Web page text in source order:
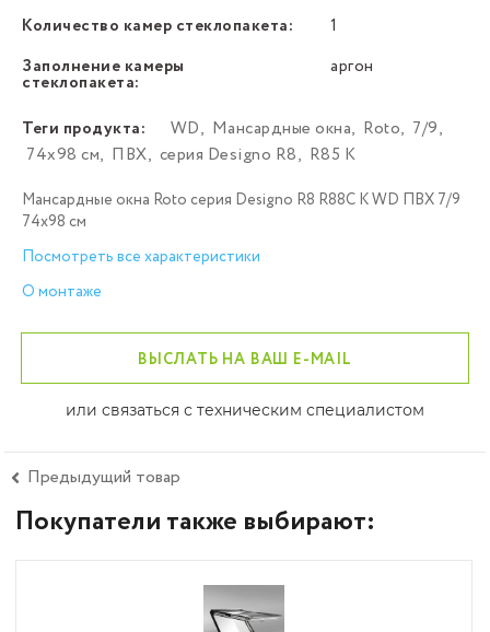
Количество камер стеклопакета:
1
Заполнение камеры
стеклопакета:
аргон
Теги продукта: WD, Мансардные окна, Roto, 7/9,
74х98 см, ПВХ, серия Designo R8, R85 K
Мансардные окна Roto серия Designo R8 R88C K WD ПВХ 7/9
74х98 см
Посмотреть все характеристики
О монтаже
ВЫСЛАТЬ НА ВАШ E-MAIL
или связаться с техническим специалистом
Предыдущий товар
Покупатели также выбирают: